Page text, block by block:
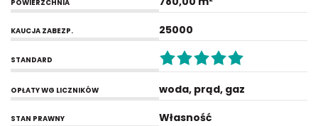
POWIERZCHNIA
KAUCJA ZABEZP. 25000
STANDARD
OPŁATY WG LICZNIKÓW woda, prąd, gaz
STAN PRAWNY Własność